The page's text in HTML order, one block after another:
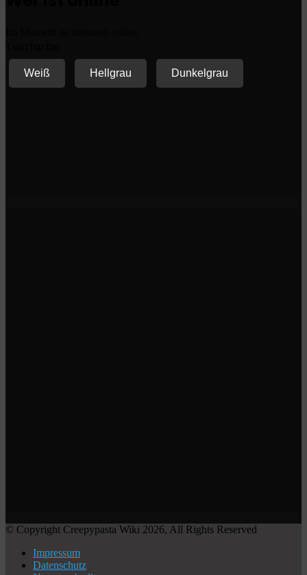
Weiß Hellgrau Dunkelgrau
© Copyright Creepypasta Wiki 2026, All Rights Reserved
Impressum
Datenschutz